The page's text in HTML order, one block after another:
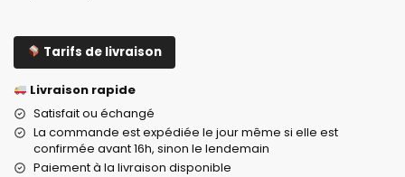
Tarifs de livraison
Livraison rapide
Satisfait ou échangé
La commande est expédiée le jour même si elle est
confirmée avant 16h, sinon le lendemain
Paiement à la livraison disponible